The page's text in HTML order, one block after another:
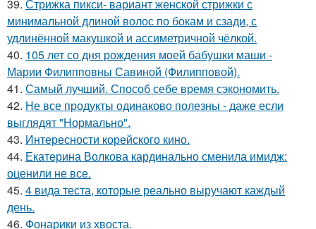
39. Стрижка пикси- вариант женской стрижки с
минимальной длиной волос по бокам и сзади, с
удлинённой макушкой и ассиметричной чёлкой.
40. 105 лет со дня рождения моей бабушки маши -
Марии Филипповны Савиной (Филипповой).
41. Самый лучший. Способ себе время сэкономить.
42. Не все продукты одинаково полезны - даже если
выглядят "Нормально".
43. Интересности корейского кино.
44. Екатерина Волкова кардинально сменила имидж:
оценили не все.
45. 4 вида теста, которые реально выручают каждый
день.
46. Фонарики из хвоста.